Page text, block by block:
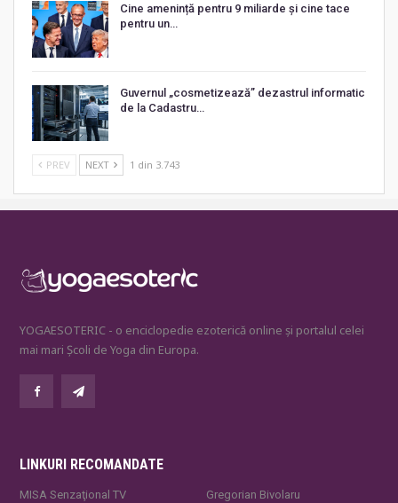
Cine amenință pentru 9 miliarde și cine tace
pentru un…
Guvernul „cosmetizează” dezastrul informatic
de la Cadastru…
PREV NEXT 1 din 3.743
YOGAESOTERIC - o enciclopedie ezoterică online și portalul celei
mai mari Școli de Yoga din Europa.
LINKURI RECOMANDATE
MISA Senzaţional TV
Gregorian Bivolaru